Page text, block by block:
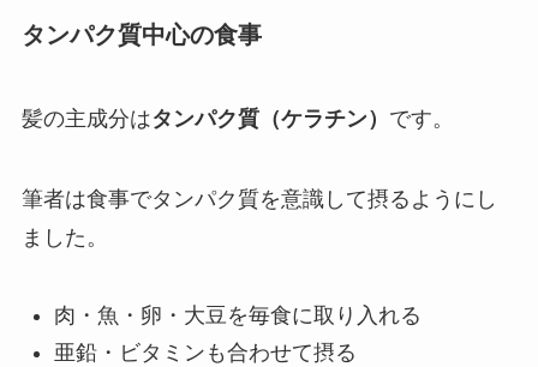
タンパク質中心の食事
髪の主成分はタンパク質（ケラチン） です。
筆者は食事でタンパク質を意識して摂るようにし
ました。
肉・魚・卵・大豆を毎食に取り入れる
亜鉛・ビタミンも合わせて摂る